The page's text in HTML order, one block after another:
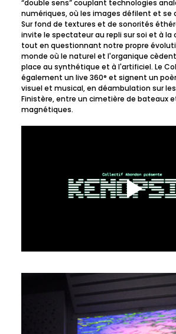
“double sens” couplant technologies
numériques, où les images défilent et se
Sur fond de textures et de sonorités
invite le spectateur au repli sur soi et à
tout en questionnant notre propre
monde où le naturel et l'organique
place au synthétique et à l'artificiel. Le
également un live 360° et signent un
visuel et musical, en déambulation sur
Finistère, entre un cimetière de bateaux
magnétiques.